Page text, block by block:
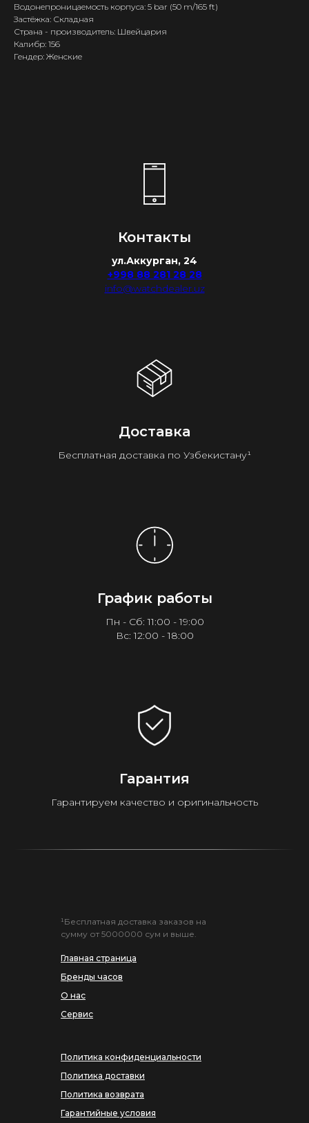
Водонепроницаемость корпуса: 5 bar (50 m/165 ft)
Застёжка: Складная
Страна - производитель: Швейцария
Калибр: 156
Гендер: Женские
Контакты
ул.Аккурган, 24
+998 88 281 28 28
info@watchdealer.uz
Доставка
Бесплатная доставка по Узбекистану¹
График работы
Пн - Сб: 11:00 - 19:00
Вс: 12:00 - 18:00
Гарантия
Гарантируем качество и оригинальность
Главная страница
Бренды часов
О нас
Сервис
¹Бесплатная доставка заказов на
сумму от 5000000 сум и выше.
Политика конфиденциальности
Политика доставки
Политика возврата
Гарантийные условия